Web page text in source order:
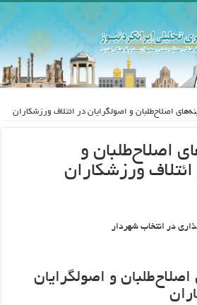
اصلاح‌طلبان و اصولگرایان در ائتلاف‌ ورزشکاران
اصلاح‌طلبان و
ورزشکاران
در انتخاب شهردار
و اصولگرایان